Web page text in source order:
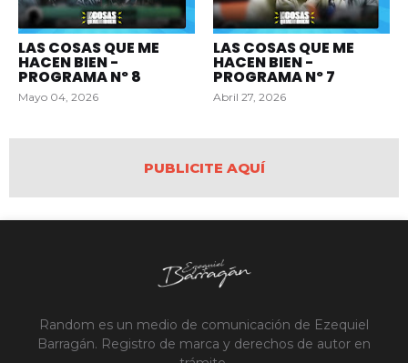
LAS COSAS QUE ME
HACEN BIEN -
PROGRAMA Nº 8
Mayo 04, 2026
LAS COSAS QUE ME
HACEN BIEN -
PROGRAMA Nº 7
Abril 27, 2026
PUBLICITE AQUÍ
Random es un medio de comunicación de Ezequiel
Barragán. Registro de marca y derechos de autor en